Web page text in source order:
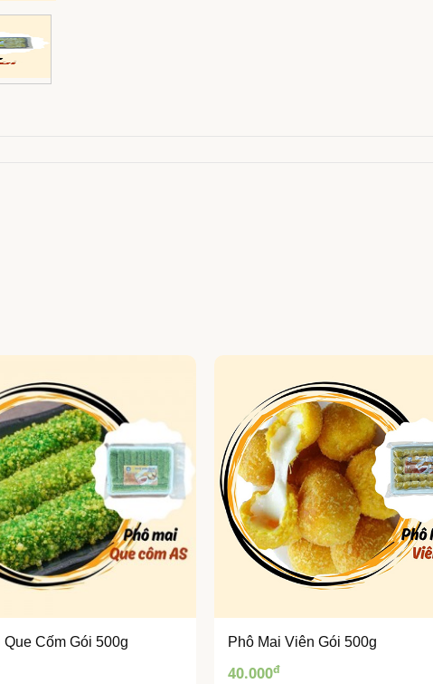
Que Cốm Gói 500g Phô Mai Viên Gói 500g
40.000đ